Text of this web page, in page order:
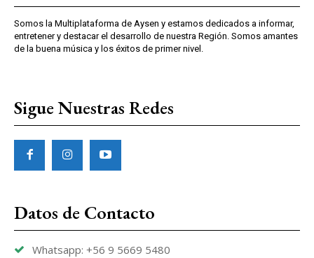
Somos la Multiplataforma de Aysen y estamos dedicados a informar,
entretener y destacar el desarrollo de nuestra Región. Somos amantes
de la buena música y los éxitos de primer nivel.
Sigue Nuestras Redes
Datos de Contacto
Whatsapp: +56 9 5669 5480